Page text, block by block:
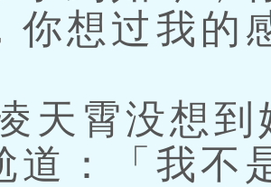
你想过我的
霄没想到
道：「我不